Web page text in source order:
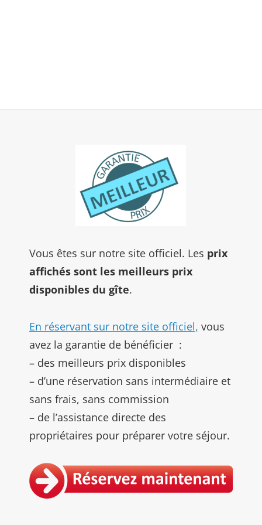
Vous êtes sur notre site officiel. Les prix
affichés sont les meilleurs prix
disponibles du gîte.
En réservant sur notre site officiel, vous
avez la garantie de bénéficier :
– des meilleurs prix disponibles
– d’une réservation sans intermédiaire et
sans frais, sans commission
– de l’assistance directe des
propriétaires pour préparer votre séjour.